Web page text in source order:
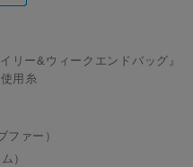
リー&ウィークエンドバッグ』
用糸
ァー）
）